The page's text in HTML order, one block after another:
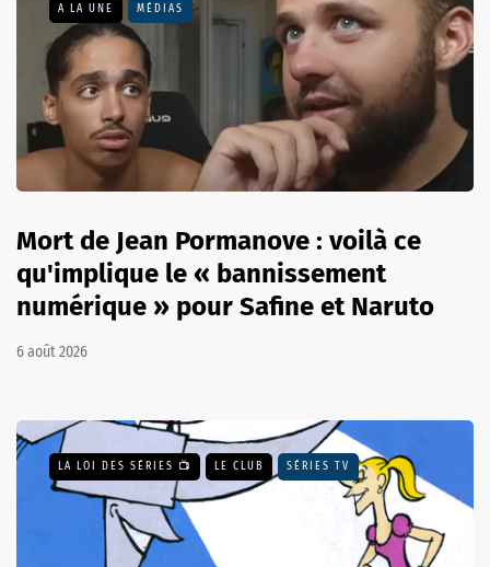
A LA UNE MÉDIAS
Mort de Jean Pormanove : voilà ce
qu'implique le « bannissement
numérique » pour Safine et Naruto
6 août 2026
LA LOI DES SÉRIES 📺 LE CLUB SÉRIES TV